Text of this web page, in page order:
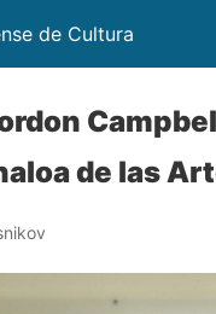
de Cultura
de las